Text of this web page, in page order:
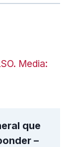
Media:
que
–